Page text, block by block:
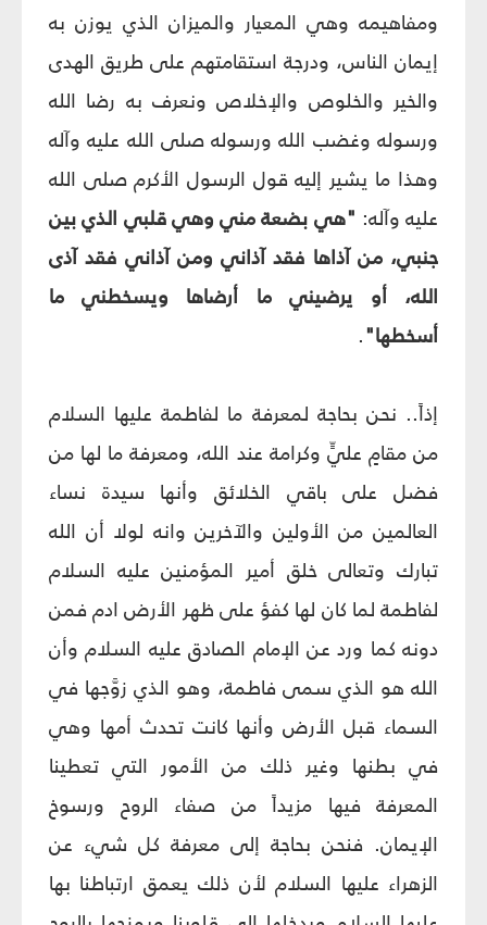
ومفاهيمه وهي المعيار والميزان الذي يوزن به
إيمان الناس، ودرجة استقامتهم على طريق الهدى
والخير والخلوص والإخلاص ونعرف به رضا الله
ورسوله وغضب الله ورسوله صلى الله عليه وآله
وهذا ما يشير إليه قول الرسول الأكرم صلى الله
عليه وآله: "هي بضعة مني وهي قلبي الذي بين
جنبي، من آذاها فقد آذاني ومن آذاني فقد آذى
الله، أو يرضيني ما أرضاها ويسخطني ما
أسخطها".
إذاً.. نحن بحاجة لمعرفة ما لفاطمة عليها السلام
من مقامٍ عليّ‏ٍ وكرامة عند الله، ومعرفة ما لها من
فضل على باقي الخلائق وأنها سيدة نساء
العالمين من الأولين والآخرين وانه لولا أن الله
تبارك وتعالى خلق أمير المؤمنين عليه السلام
لفاطمة لما كان لها كفؤ على ظهر الأرض ادم فمن
دونه كما ورد عن الإمام الصادق عليه السلام وأن
الله هو الذي سمى فاطمة، وهو الذي زوَّجها في
السماء قبل الأرض وأنها كانت تحدث أمها وهي
في بطنها وغير ذلك من الأمور التي تعطينا
المعرفة فيها مزيداً من صفاء الروح ورسوخ
الإيمان. فنحن بحاجة إلى معرفة كل شي‏ء عن
الزهراء عليها السلام لأن ذلك يعمق ارتباطنا بها